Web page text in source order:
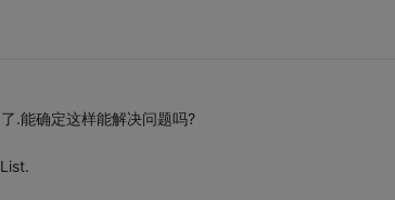
.能确定这样能解决问题吗?